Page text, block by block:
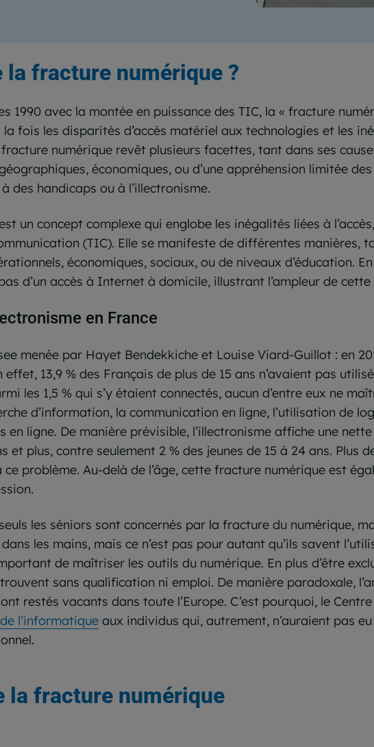
la fracture numérique ?
1990 avec la montée en puissance des TIC, la « fracture
fois les disparités d’accès matériel aux technologies et les
numérique revêt plusieurs facettes, tant dans ses
économiques, ou d’une appréhension limitée
des handicaps ou à l’illectronisme.
un concept complexe qui englobe les inégalités liées à
(TIC). Elle se manifeste de différentes manières,
économiques, sociaux, ou de niveaux d’éducation.
d’un accès à Internet à domicile, illustrant l’ampleur de
en France
menée par Hayet Bendekkiche et Louise Viard-Guillot : en
13,9 % des Français de plus de 15 ans n’avaient pas
les 1,5 % qui s’y étaient connectés, aucun d’entre eux ne
d’information, la communication en ligne, l’utilisation de
en ligne. De manière prévisible, l’illectronisme affiche une
et plus, contre seulement 2 % des jeunes de 15 à 24 ans. Plus
problème. Au-delà de l’âge, cette fracture numérique est
les séniors sont concernés par la fracture du numérique,
les mains, mais ce n’est pas pour autant qu’ils savent
de maîtriser les outils du numérique. En plus d’être
sans qualification ni emploi. De manière paradoxale,
restés vacants dans toute l’Europe. C’est pourquoi, le
l’informatique aux individus qui, autrement, n’auraient pas
la fracture numérique